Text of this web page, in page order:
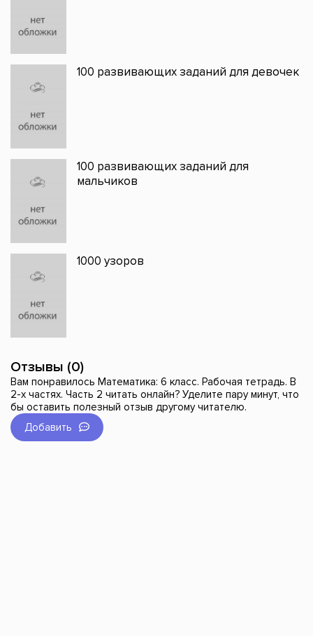
100 развивающих заданий для девочек
100 развивающих заданий для
мальчиков
1000 узоров
Отзывы (0)
Вам понравилось Математика: 6 класс. Рабочая тетрадь. В
2-х частях. Часть 2 читать онлайн? Уделите пару минут, что
бы оставить полезный отзыв другому читателю.
Добавить